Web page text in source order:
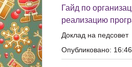
Гайд по
реализацию
Доклад на педсовет
Опубликовано: